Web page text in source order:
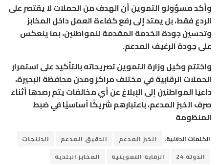
وأكد مسؤولو التموين أن الهدف من الحملات لا يقتصر على
الردع فقط، بل يمتد إلى رفع كفاءة العمل داخل المخابز
وتحسين جودة الخدمة المقدمة للمواطنين، بما ينعكس
على جودة الرغيف المدعم.
واختتم وكيل وزارة التموين تصريحاته بالتأكيد على استمرار
الحملات الرقابية في مختلف مراكز ومدن محافظة البحيرة،
داعيًا المواطنين إلى الإبلاغ عن أي مخالفات يتم رصدها أثناء
صرف الخبز المدعم، باعتبارهم شريكًا أساسيًا في ضبط
المنظومة
الكلمات الدلالية: الخبز المدعم الدقيق المدعم
الدلنجات
الدولة 24
الرقابة التموينية
المخابز البلدية